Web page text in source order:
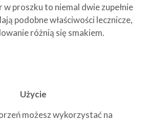
w proszku to niemal dwie zupełnie
podobne właściwości lecznicze,
różnią się smakiem.
Użycie
możesz wykorzystać na